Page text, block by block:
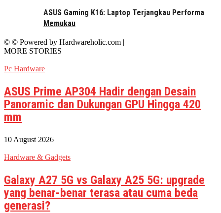
ASUS Gaming K16: Laptop Terjangkau Performa
Memukau
© © Powered by Hardwareholic.com |
MORE STORIES
Pc Hardware
ASUS Prime AP304 Hadir dengan Desain
Panoramic dan Dukungan GPU Hingga 420
mm
10 August 2026
Hardware & Gadgets
Galaxy A27 5G vs Galaxy A25 5G: upgrade
yang benar-benar terasa atau cuma beda
generasi?